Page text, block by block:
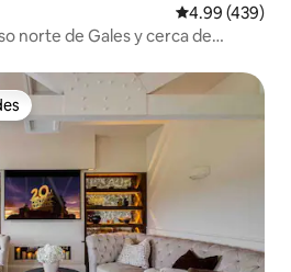
Calificación
4.99 (439)
norte de Gales y cerca de